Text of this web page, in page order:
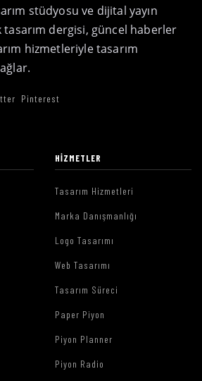
stüdyosu ve dijital yayın
dergisi, güncel haberler
hizmetleriyle tasarım
Pinterest
HIZMETLER
Tasarım Hizmetleri
Marka Danışmanlığı
Logo Tasarımı
Web Tasarımı
Tasarım Süreci
Paper Piyon
Piyon Planner
Piyon Radio